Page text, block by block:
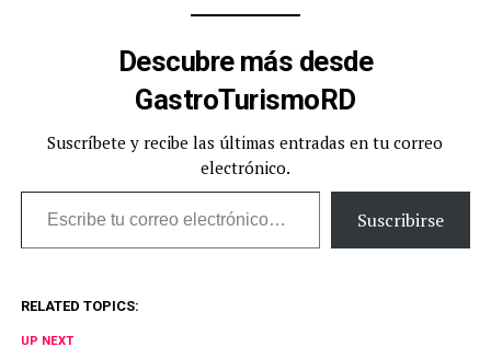
Descubre más desde
GastroTurismoRD
Suscríbete y recibe las últimas entradas en tu correo
electrónico.
Escribe tu correo electrónico…
Suscribirse
RELATED TOPICS:
UP NEXT